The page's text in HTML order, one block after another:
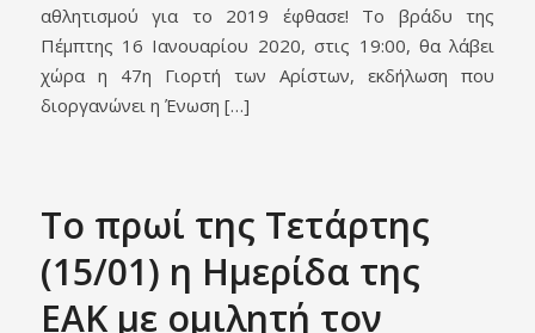
αθλητισμού για το 2019 έφθασε! Το βράδυ της
Πέμπτης 16 Ιανουαρίου 2020, στις 19:00, θα λάβει
χώρα η 47η Γιορτή των Αρίστων, εκδήλωση που
διοργανώνει η Ένωση […]
Το πρωί της Τετάρτης
(15/01) η Ημερίδα της
ΕΑΚ με ομιλητή τον